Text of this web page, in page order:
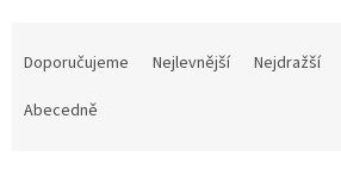
Doporučujeme Nejlevnější Nejdražší
Abecedně